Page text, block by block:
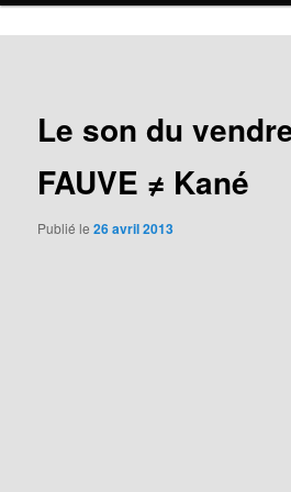
Le son du
FAUVE ≠ Kané
Publié le26 avril 2013